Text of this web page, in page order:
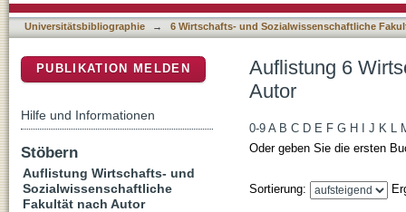
Universitätsbibliographie → 6 Wirtschafts- und Sozialwissenschaftliche
Auflistung 6
Autor
0-9 A B C D E F G H J K L
Oder geben Sie die ersten
Sortierung:
PUBLIKATION MELDEN
Hilfe und Informationen
Stöbern
Auflistung Wirtschafts- und
Sozialwissenschaftliche
Fakultät nach Autor